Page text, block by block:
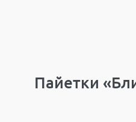
Пайетки